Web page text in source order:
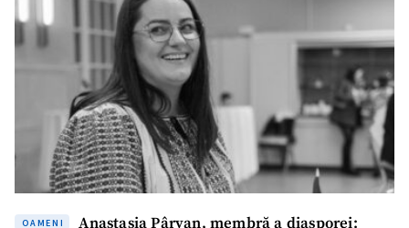
OAMENI Anastasia Pârvan, membră a diasporei: